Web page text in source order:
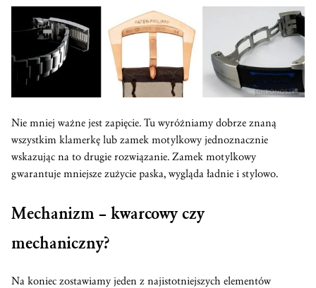
Nie mniej ważne jest zapięcie. Tu wyróżniamy dobrze znaną
wszystkim klamerkę lub zamek motylkowy jednoznacznie
wskazując na to drugie rozwiązanie. Zamek motylkowy
gwarantuje mniejsze zużycie paska, wygląda ładnie i stylowo.
Mechanizm – kwarcowy czy
mechaniczny?
Na koniec zostawiamy jeden z najistotniejszych elementów